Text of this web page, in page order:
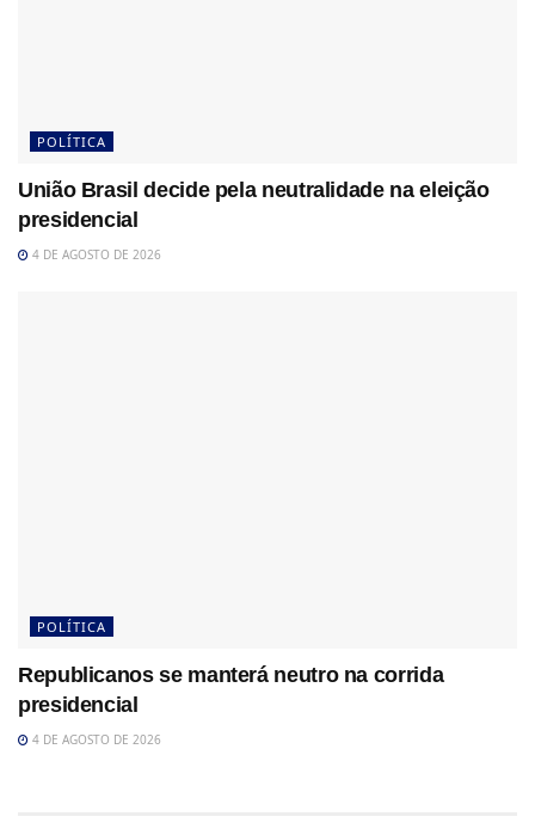
POLÍTICA
União Brasil decide pela neutralidade na eleição
presidencial
4 DE AGOSTO DE 2026
POLÍTICA
Republicanos se manterá neutro na corrida
presidencial
4 DE AGOSTO DE 2026